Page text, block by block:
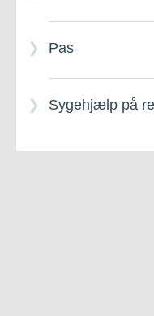
Sikkerhed til
Pas
Sygehjælp på